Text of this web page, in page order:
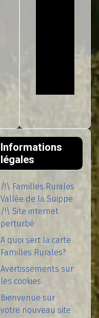
Informations
légales
/!\ Familles Rurales
Vallée de la Suippe
/!\ Site internet
perturbé
A quoi sert la carte
Familles Rurales?
Avertissements sur
les cookies.
Bienvenue sur
votre nouveau site